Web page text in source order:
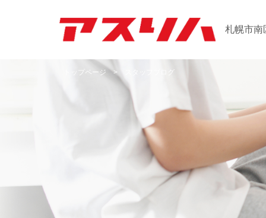
札幌市南
トップページ > スタッフブログ